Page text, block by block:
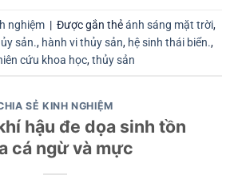
nghiệm | Được gắn thẻánh sáng mặt trời,
sản., hành vi thủy sản, hệ sinh thái biển.,
cứu khoa học,thủy sản
SẺ KINH NGHIỆM
hậu đe dọa sinh tồn
cá ngừ và mực